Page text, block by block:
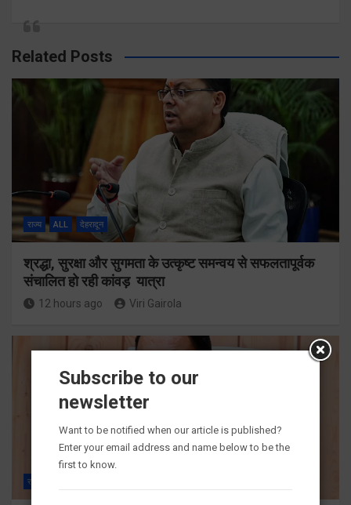
Related Posts
राज्य ALL देहरादून
श्रद्धा, सुरक्षा और सुगमता के उत्कृष्ट समन्वय से सफलतापूर्वक
संचालित हो रही कांवड़ यात्रा
12 hours ago Viri Gairola
राज्य
Subscribe to our
newsletter
Want to be notified when our article is published?
Enter your email address and name below to be the
first to know.